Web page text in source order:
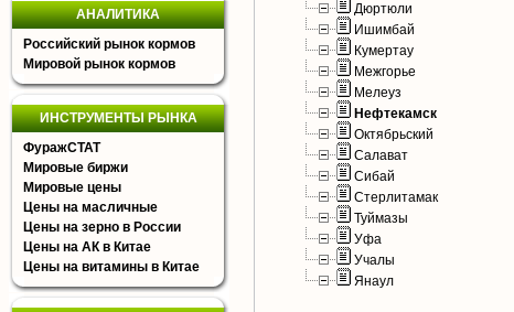
АНАЛИТИКА
Российский рынок кормов
Мировой рынок кормов
ИНСТРУМЕНТЫ РЫНКА
ФуражСТАТ
Мировые биржи
Мировые цены
Цены на масличные
Цены на зерно в России
Цены на АК в Китае
Цены на витамины в Китае
Дюртюли
Ишимбай
Кумертау
Межгорье
Мелеуз
Нефтекамск
Октябрьский
Салават
Сибай
Стерлитамак
Туймазы
Уфа
Учалы
Янаул